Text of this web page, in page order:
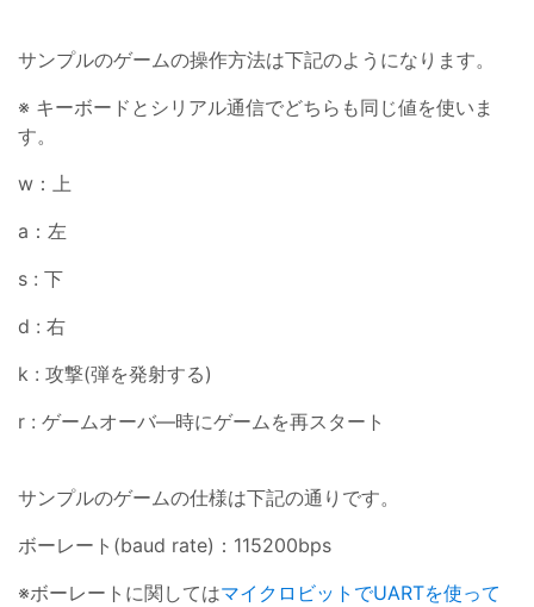
サンプルのゲームの操作方法は下記のようになります。
※ キーボードとシリアル通信でどちらも同じ値を使いま
す。
w：上
a：左
s : 下
d : 右
k : 攻撃(弾を発射する)
r : ゲームオーバ―時にゲームを再スタート
サンプルのゲームの仕様は下記の通りです。
ボーレート(baud rate)：115200bps
※ボーレートに関してはマイクロビットでUARTを使って